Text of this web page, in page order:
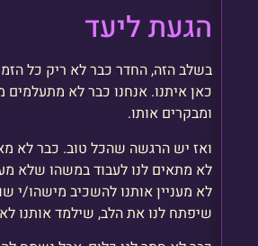
הגעת ליעד
בשלב הזה, החדר כבר לא ריק כל
כאן איתנו. אנחנו כבר לא
ומבקרים אותו.
ואז יש הרגשה שהכל טוב. כבר לא
לא מתאים לנו לעבוד במשהו שלא
לא מעניין אותנו להשכיב מישהו/י
שיפתח לנו את הלב, שילמד אותנו